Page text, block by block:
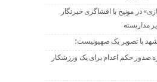
در مونیخ با افشاگری خبرنگار
مداربسته
با تصویر یک صهیونیست؛
صدور حکم اعدام برای یک ورزشکار